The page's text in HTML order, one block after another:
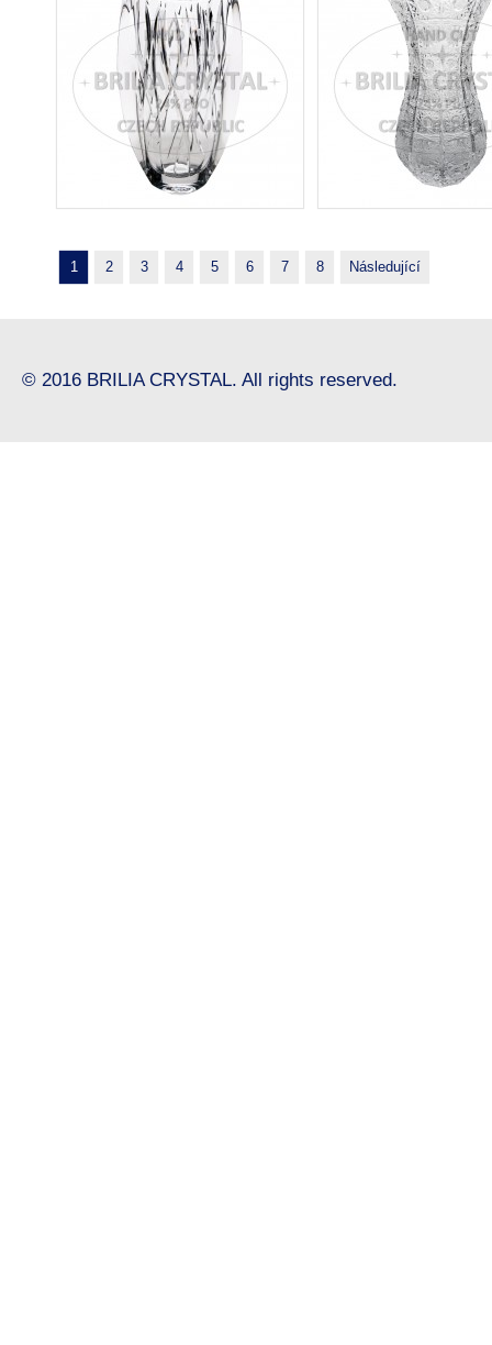
1 2 3 4 5 6 7 8 Následující
© 2016 BRILIA CRYSTAL. All rights reserved.